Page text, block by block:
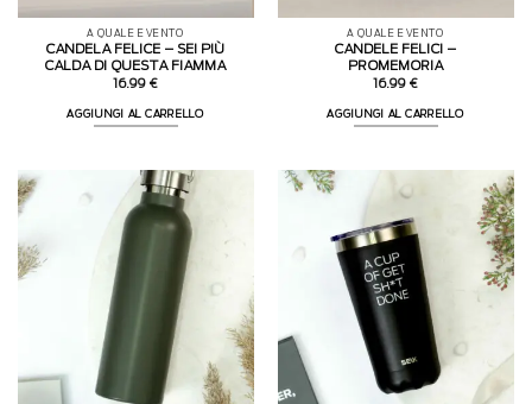
A QUALE EVENTO
CANDELA FELICE – SEI PIÙ
CALDA DI QUESTA FIAMMA
16.99 €
AGGIUNGI AL CARRELLO
A QUALE EVENTO
CANDELE FELICI –
PROMEMORIA
16.99 €
AGGIUNGI AL CARRELLO